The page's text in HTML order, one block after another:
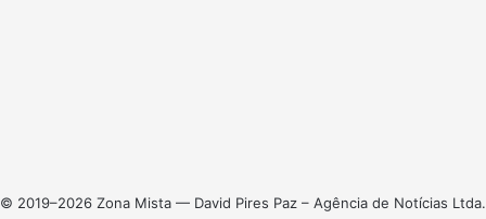
© 2019–2026 Zona Mista — David Pires Paz – Agência de Notícias Ltda.